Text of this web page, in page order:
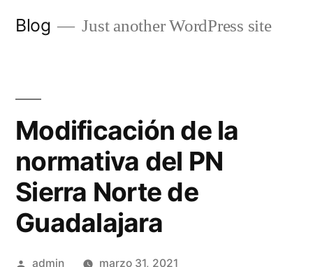
Blog Just another WordPress site
Modificación de la
normativa del PN
Sierra Norte de
Guadalajara
Publicado
admin
marzo 31, 2021